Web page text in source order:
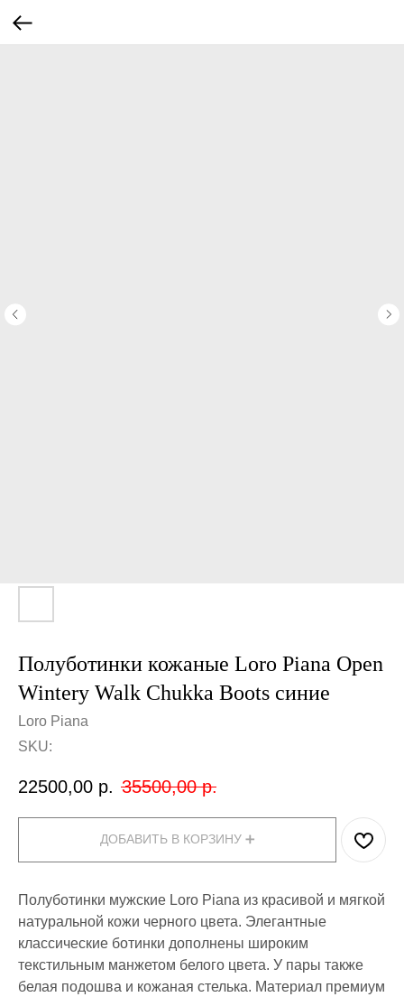
Полуботинки кожаные Loro Piana Open
Wintery Walk Chukka Boots синие
Loro Piana
SKU:
22500,00 р. 35500,00 р.
ДОБАВИТЬ В КОРЗИНУ ➕
Полуботинки мужские Loro Piana из красивой и мягкой
натуральной кожи черного цвета. Элегантные
классические ботинки дополнены широким
текстильным манжетом белого цвета. У пары также
белая подошва и кожаная стелька. Материал премиум